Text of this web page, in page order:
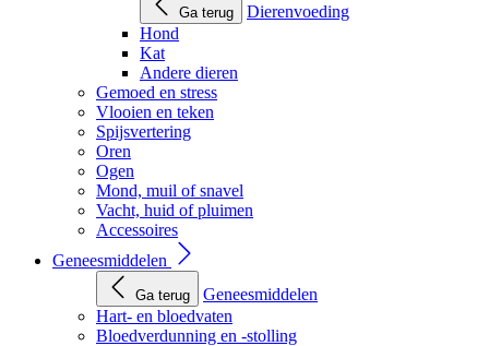
Ga terug
Dierenvoeding
Hond
Kat
Andere dieren
Gemoed en stress
Vlooien en teken
Spijsvertering
Oren
Ogen
Mond, muil of snavel
Vacht, huid of pluimen
Accessoires
Geneesmiddelen
Ga terug
Geneesmiddelen
Hart- en bloedvaten
Bloedverdunning en -stolling